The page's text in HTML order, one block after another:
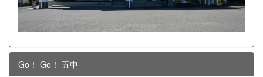
Go！ Go！ 五中